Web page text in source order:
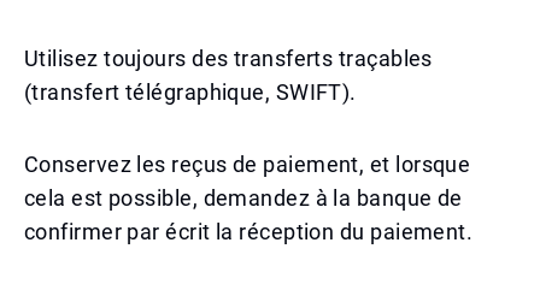
Utilisez toujours des transferts traçables
(transfert télégraphique, SWIFT).
Conservez les reçus de paiement, et lorsque
cela est possible, demandez à la banque de
confirmer par écrit la réception du paiement.